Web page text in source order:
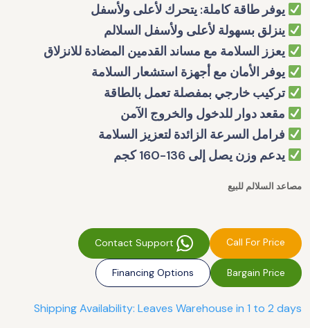
يوفر طاقة كاملة: يتحرك لأعلى ولأسفل
ينزلق بسهولة لأعلى ولأسفل السلالم
يعزز السلامة مع مساند القدمين المضادة للانزلاق
يوفر الأمان مع أجهزة استشعار السلامة
تركيب خارجي بمفصلة تعمل بالطاقة
مقعد دوار للدخول والخروج الآمن
فرامل السرعة الزائدة لتعزيز السلامة
يدعم وزن يصل إلى 136-160 كجم
مصاعد السلالم للبيع
Call For Price
Bargain Price
Financing Options
Shipping Availability: Leaves Warehouse in 1 to 2 days